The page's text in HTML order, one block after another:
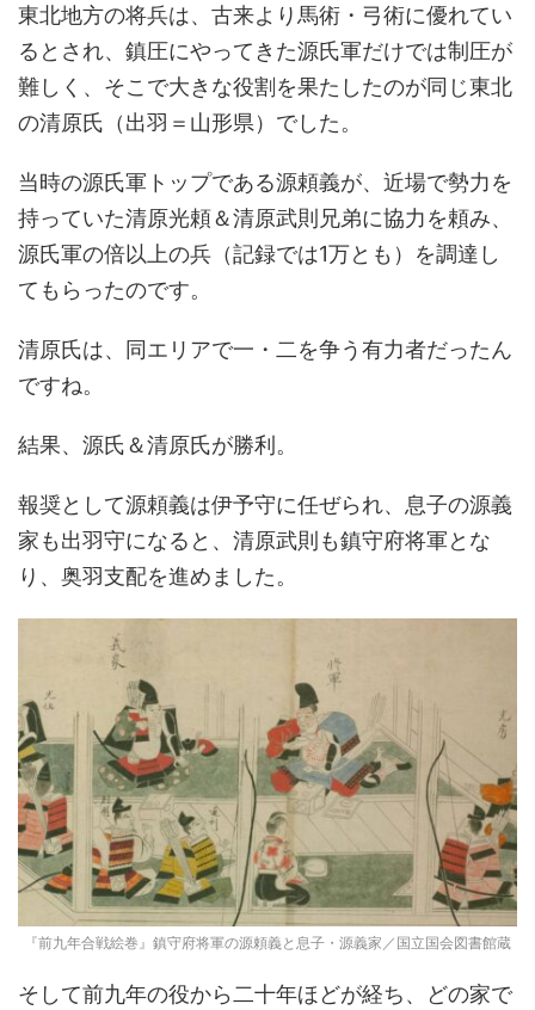
東北地方の将兵は、古来より馬術・弓術に優れてい
るとされ、鎮圧にやってきた源氏軍だけでは制圧が
難しく、そこで大きな役割を果たしたのが同じ東北
の清原氏（出羽＝山形県）でした。
当時の源氏軍トップである源頼義が、近場で勢力を
持っていた清原光頼＆清原武則兄弟に協力を頼み、
源氏軍の倍以上の兵（記録では1万とも）を調達し
てもらったのです。
清原氏は、同エリアで一・二を争う有力者だったん
ですね。
結果、源氏＆清原氏が勝利。
報奨として源頼義は伊予守に任ぜられ、息子の源義
家も出羽守になると、清原武則も鎮守府将軍とな
り、奥羽支配を進めました。
『前九年合戦絵巻』鎮守府将軍の源頼義と息子・源義家／国立国会図書館蔵
そして前九年の役から二十年ほどが経ち、どの家で